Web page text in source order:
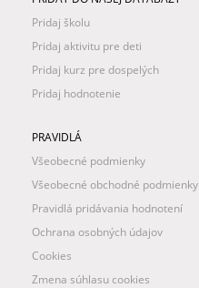
Pridaj školu
Pridaj aktivitu pre deti
Pridaj kurz pre dospelých
Pridaj hodnotenie
PRAVIDLÁ
Všeobecné podmienky
Všeobecné obchodné podmienky
Pravidlá pridávania hodnotení
Ochrana osobných údajov
Cookies
Zmena súhlasu cookies